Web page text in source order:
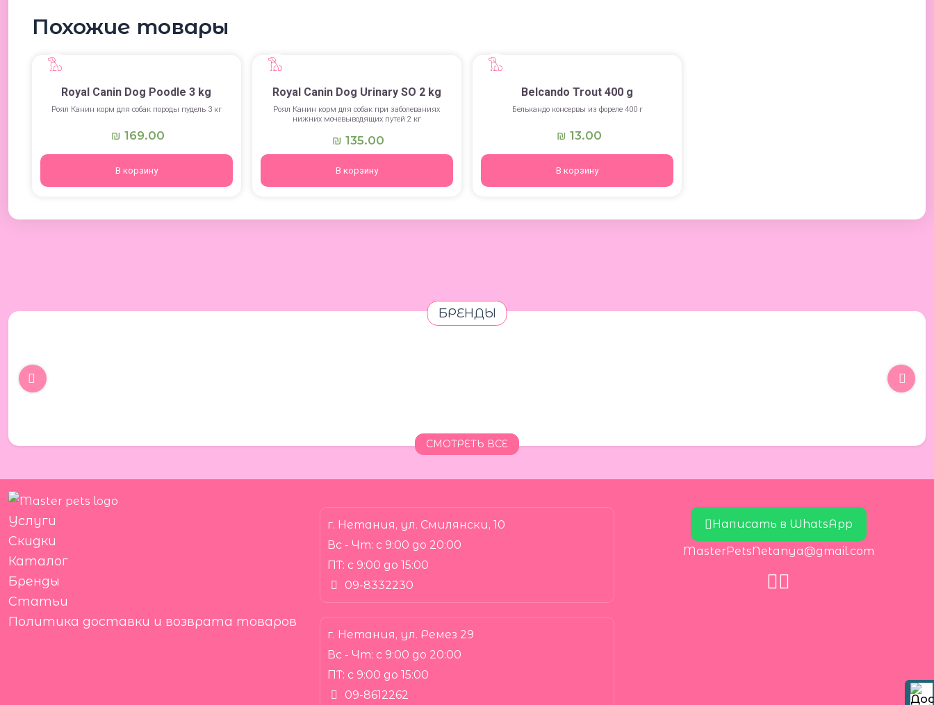
Похожие товары
Royal Canin Dog Poodle 3 kg
Роял Канин корм для собак породы пудель 3 кг
₪ 169.00
В корзину
Royal Canin Dog Urinary SO 2 kg
Роял Канин корм для собак при заболеваниях
нижних мочевыводящих путей 2 кг
₪ 135.00
В корзину
Belcando Trout 400 g
Белькандо консервы из фореле 400 г
₪ 13.00
В корзину
БРЕНДЫ
СМОТРЕТЬ ВСЕ
г. Нетания, ул. Смилянски, 10
Вс - Чт: с 9:00 до 20:00
ПТ: с 9:00 до 15:00
09-8332230
г. Нетания, ул. Ремез 29
Вс - Чт: с 9:00 до 20:00
ПТ: с 9:00 до 15:00
09-8612262
Написать в WhatsApp
MasterPetsNetanya@gmail.com
Услуги
Скидки
Каталог
Бренды
Статьи
Политика доставки и возврата товаров